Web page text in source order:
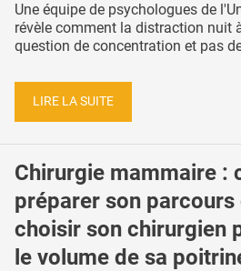
Une équipe de psychologues de
révèle comment la distraction nuit
question de concentration et pas
LIRE LA SUITE
Chirurgie mammaire :
préparer son parcours
choisir son chirurgien
le volume de sa